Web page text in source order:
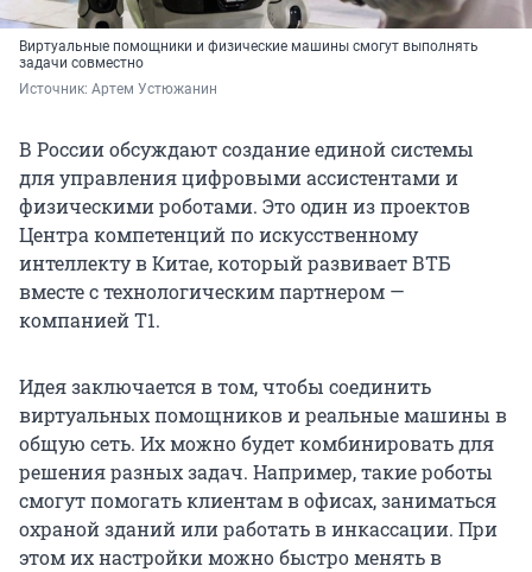
Виртуальные помощники и физические машины смогут выполнять
задачи совместно
Источник: Артем Устюжанин
В России обсуждают создание единой системы
для управления цифровыми ассистентами и
физическими роботами. Это один из проектов
Центра компетенций по искусственному
интеллекту в Китае, который развивает ВТБ
вместе с технологическим партнером —
компанией Т1.
Идея заключается в том, чтобы соединить
виртуальных помощников и реальные машины в
общую сеть. Их можно будет комбинировать для
решения разных задач. Например, такие роботы
смогут помогать клиентам в офисах, заниматься
охраной зданий или работать в инкассации. При
этом их настройки можно быстро менять в